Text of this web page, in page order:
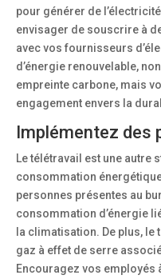
pour générer de
envisager de souscrire à
avec vos fournisseurs
d’énergie renouvelable,
empreinte carbone, mais
engagement envers la
Implémentez des
Le télétravail est une autre
consommation
personnes présentes au
consommation d’énergie
la climatisation. De plus,
gaz à effet de serre
Encouragez vos